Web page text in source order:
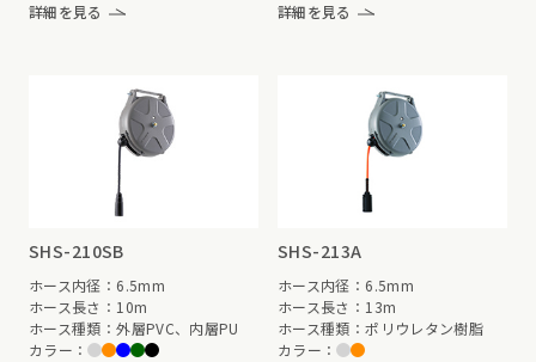
詳細を見る
詳細を見る
SHS-210SB
ホース内径：6.5mm
ホース長さ：10m
ホース種類：外層PVC、内層PU
カラー：
SHS-213A
ホース内径：6.5mm
ホース長さ：13m
ホース種類：ポリウレタン樹脂
カラー：